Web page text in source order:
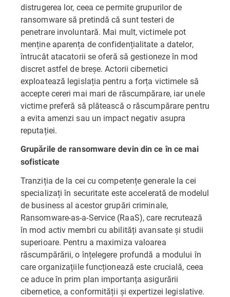
distrugerea lor, ceea ce permite grupurilor de
ransomware să pretindă că sunt testeri de
penetrare involuntară. Mai mult, victimele pot
menține aparența de confidențialitate a datelor,
întrucât atacatorii se oferă să gestioneze în mod
discret astfel de breșe. Actorii cibernetici
exploatează legislația pentru a forța victimele să
accepte cereri mai mari de răscumpărare, iar unele
victime preferă să plătească o răscumpărare pentru
a evita amenzi sau un impact negativ asupra
reputației.
Grupările de ransomware devin din ce în ce mai
sofisticate
Tranziția de la cei cu competențe generale la cei
specializați în securitate este accelerată de modelul
de business al acestor grupări criminale,
Ransomware-as-a-Service (RaaS), care recrutează
în mod activ membri cu abilități avansate și studii
superioare. Pentru a maximiza valoarea
răscumpărării, o înțelegere profundă a modului în
care organizațiile funcționează este crucială, ceea
ce aduce în prim plan importanța asigurării
cibernetice, a conformității și expertizei legislative.